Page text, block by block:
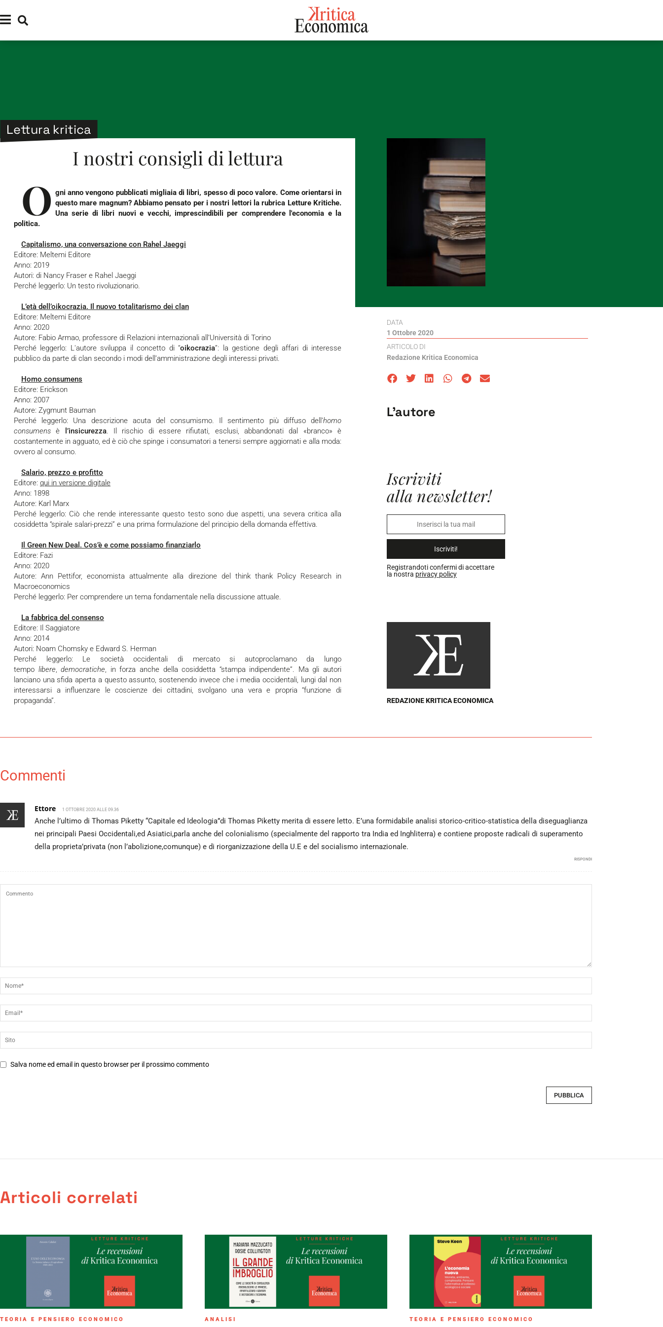
Lettura kritica
I nostri consigli di lettura
O gni anno vengono pubblicati migliaia di libri, spesso di poco valore. Come orientarsi in
questo mare magnum? Abbiamo pensato per i nostri lettori la rubrica Letture Kritiche.
Una serie di libri nuovi e vecchi, imprescindibili per comprendere l'economia e la
politica.
Capitalismo, una conversazione con Rahel Jaeggi
Editore: Meltemi Editore
Anno: 2019
Autori: di Nancy Fraser e Rahel Jaeggi
Perché leggerlo: Un testo rivoluzionario.
L’età dell’oikocrazia. Il nuovo totalitarismo dei clan
Editore: Meltemi Editore
Anno: 2020
Autore: Fabio Armao, professore di Relazioni internazionali all’Università di Torino
Perché leggerlo: L'autore sviluppa il concetto di “oikocrazia”: la gestione degli affari di interesse
pubblico da parte di clan secondo i modi dell’amministrazione degli interessi privati.
Homo consumens
Editore: Erickson
Anno: 2007
Autore: Zygmunt Bauman
Perché leggerlo: Una descrizione acuta del consumismo. Il sentimento più diffuso dell’homo
consumensè l’insicurezza. Il rischio di essere rifiutati, esclusi, abbandonati dal «branco» è
costantemente in agguato, ed è ciò che spinge i consumatori a tenersi sempre aggiornati e alla moda:
ovvero al consumo.
Salario, prezzo e profitto
Editore: qui in versione digitale
Anno: 1898
Autore: Karl Marx
Perché leggerlo: Ciò che rende interessante questo testo sono due aspetti, una severa critica alla
cosiddetta “spirale salari-prezzi” e una prima formulazione del principio della domanda effettiva.
Il Green New Deal. Cos’è e come possiamo finanziarlo
Editore: Fazi
Anno: 2020
Autore: Ann Pettifor, economista attualmente alla direzione del think thank Policy Research in
Macroeconomics
Perché leggerlo: Per comprendere un tema fondamentale nella discussione attuale.
La fabbrica del consenso
Editore: Il Saggiatore
Anno: 2014
Autori: Noam Chomsky e Edward S. Herman
Perché leggerlo: Le società occidentali di mercato si autoproclamano da lungo
tempo libere,democratiche, in forza anche della cosiddetta “stampa indipendente”. Ma gli autori
lanciano una sfida aperta a questo assunto, sostenendo invece che i media occidentali, lungi dal non
interessarsi a influenzare le coscienze dei cittadini, svolgano una vera e propria “funzione di
propaganda”.
DATA
1 Ottobre 2020
ARTICOLO DI
Redazione Kritica Economica
L'autore
Iscriviti
alla newsletter!
Iscriviti!
Registrandoti confermi di accettare
la nostra privacy policy
REDAZIONE KRITICA ECONOMICA
Commenti
Ettore 1 OTTOBRE 2020 ALLE 09.36
Anche l’ultimo di Thomas Piketty “Capitale ed Ideologia”di Thomas Piketty merita di essere letto. E’una formidabile analisi storico-critico-statistica della diseguaglianza
nei principali Paesi Occidentali,ed Asiatici,parla anche del colonialismo (specialmente del rapporto tra India ed Inghliterra) e contiene proposte radicali di superamento
della proprieta’privata (non l’abolizione,comunque) e di riorganizzazione della U.E e del socialismo internazionale.
RISPONDI
Salva nome ed email in questo browser per il prossimo commento
Articoli correlati
TEORIA E PENSIERO ECONOMICO ANALISI TEORIA E PENSIERO ECONOMICO